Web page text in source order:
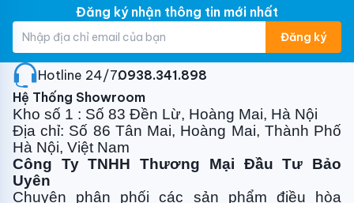
- Làm lạnh cực nhanh
- Chế độ gió: Tuỳ chỉnh điều khiển lên xuống
- Tính năng: Tự khởi động lại khi có điện, Hẹn giờ bật
tắt máy, Chức năng tự làm sạch, Chức năng hút ẩm
Bảo hành
3 năm dàn lạnh, 5 năm máy nén
Những tính năng nổi bật của máy điều hòa treo
tường TCL 12000BTU 2 chiều RVSCH12KDS:
Đăng ký nhận thông tin mới nhất
Đăng ký
Hotline 24/7:0938.341.898
Hệ Thống Showroom
Kho số 1 : Số 83 Đền Lừ, Hoàng Mai, Hà Nội
Địa chỉ: Số 86 Tân Mai, Hoàng Mai, Thành Phố
Hà Nội, Việt Nam
Công Ty TNHH Thương Mại Đầu Tư Bảo
Uyên
Chuyên phân phối các sản phẩm điều hòa